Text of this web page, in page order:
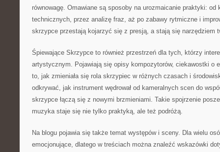
równowagę. Omawiane są sposoby na urozmaicanie praktyki: od
technicznych, przez analizę fraz, aż po zabawy rytmiczne i
skrzypce przestają kojarzyć się z presją, a stają się narzędziem
Śpiewające Skrzypce to również przestrzeń dla tych, którzy
artystycznym. Pojawiają się opisy kompozytorów, ciekawostki o
to, jak zmieniała się rola skrzypiec w różnych czasach i
odkrywać, jak instrument wędrował od kameralnych scen do
skrzypce łączą się z nowymi brzmieniami. Takie spojrzenie
muzyka staje się nie tylko praktyką, ale też podróżą.
Na blogu pojawia się także temat występów i sceny. Dla wielu
emocjonujące, dlatego w treściach można znaleźć wskazówki